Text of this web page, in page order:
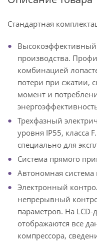
Стандартная
Высокоэффективный
производства.
комбинацией
потери при сжатии,
момент и
Трехфазный
уровня IP55, класса
специально для
Система прямого
Автономная
Электронный
непрерывный
параметров. На LCD-
отображаются все
компрессора,